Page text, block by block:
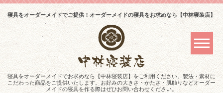
寝具をオーダーメイドでご提供！オーダーメイドの寝具をお求めなら【中林寝装店】
寝具をオーダーメイドでお求めなら【中林寝装店】をご利用ください。製法・素材に
こだわった商品をご提供いたします。お好みの大きさ・かたさ・肌触りなどオーダー
メイドの寝具を作る際はぜひお問い合わせください。